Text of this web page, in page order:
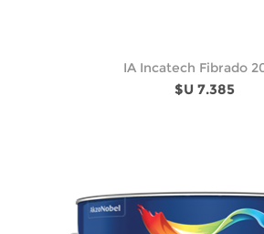
IA Incatech Fibrado
$U 7.385